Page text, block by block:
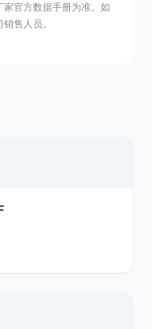
官方数据手册为准。如
售人员。